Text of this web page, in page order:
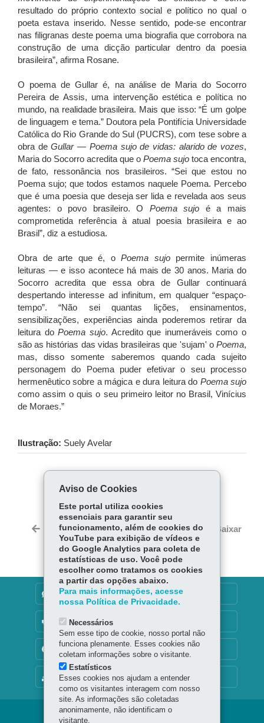
resultado do próprio contexto social e político no qual o
poeta estava inserido. Nesse sentido, pode-se encontrar
nas filigranas deste poema uma biografia que corrobora na
construção de uma dicção particular dentro da poesia
brasileira”, afirma Rosane.
O poema de Gullar é, na análise de Maria do Socorro
Pereira de Assis, uma intervenção estética e política no
mundo, na realidade brasileira. Mais que isso: “É um golpe
de linguagem e tema.” Doutora pela Pontifícia Universidade
Católica do Rio Grande do Sul (PUCRS), com tese sobre a
obra deGullar — Poema sujo de vidas: alarido de vozes,
Maria do Socorro acredita que o Poema sujo toca encontra,
de fato, ressonância nos brasileiros. “Sei que estou no
Poema sujo; que todos estamos naquele Poema. Percebo
que é uma poesia que deseja ser lida e revelada aos seus
agentes: o povo brasileiro. O Poema sujo é a mais
comprometida referência à atual poesia brasileira e ao
Brasil”, diz a estudiosa.
Obra de arte que é, oPoema sujopermite inúmeras
leituras — e isso acontece há mais de 30 anos. Maria do
Socorro acredita que essa obra de Gullar continuará
despertando interesse ad infinitum, em qualquer “espaço-
tempo”. “Não sei quantas lições, ensinamentos,
sensibilizações, experiências ainda poderemos retirar da
leitura doPoema sujo. Acredito que inumeráveis como o
são as histórias das vidas brasileiras que 'sujam' o Poema,
mas, disso somente saberemos quando cada sujeito
personagem do Poema puder efetivar o seu processo
hermenêutico sobre a mágica e dura leitura do Poema sujo
como assim o quis o seu primeiro leitor no Brasil, Vinícius
de Moraes.”
Ilustração: Suely Avelar
ce
bo
ok
Tw
itt
er
ts
Ap
p
Voltar Início Imprimir Baixar
MAPA DO SITE
DENUNCIE CORRUPÇÃO
OUVIDORIA
TRANSPARÊNCIA INSTITUCIONAL
Aviso de Cookies
Este portal utiliza cookies
essenciais para garantir seu
funcionamento, além de cookies do
YouTube para exibição de vídeos e
do Google Analytics para coleta de
estatísticas de uso. Você pode
escolher como tratamos os cookies
a partir das opções abaixo.
Para mais informações, acesse
nossa Política de Privacidade.
Necessários
Sem esse tipo de cookie, nosso portal não
funciona plenamente. Esses cookies não
coletam informações sobre o visitante.
Estatísticos
Esses cookies nos ajudam a entender
como os visitantes interagem com nosso
site. As informações são coletadas
anonimamente, não identificam o
visitante.